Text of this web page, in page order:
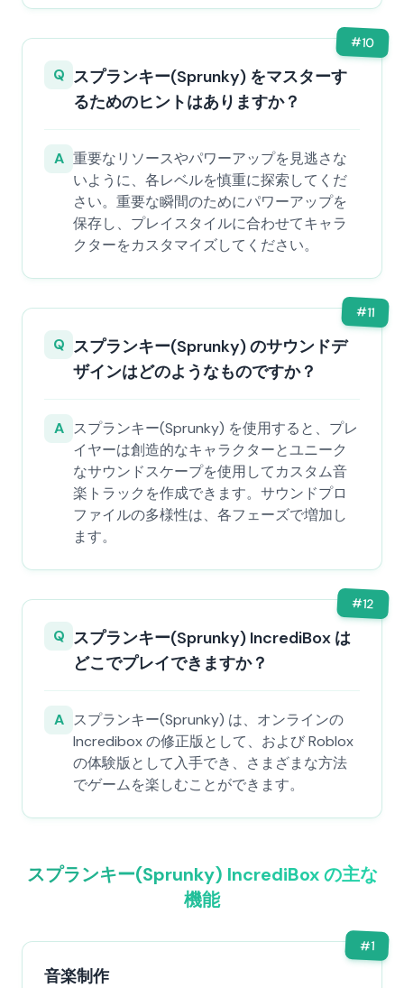
#10
Q スプランキー(Sprunky) をマスターす
るためのヒントはありますか？
A 重要なリソースやパワーアップを見逃さな
いように、各レベルを慎重に探索してくだ
さい。重要な瞬間のためにパワーアップを
保存し、プレイスタイルに合わせてキャラ
クターをカスタマイズしてください。
#11
Q スプランキー(Sprunky) のサウンドデ
ザインはどのようなものですか？
A スプランキー(Sprunky) を使用すると、プレ
イヤーは創造的なキャラクターとユニーク
なサウンドスケープを使用してカスタム音
楽トラックを作成できます。サウンドプロ
ファイルの多様性は、各フェーズで増加し
ます。
#12
Q スプランキー(Sprunky) IncrediBox は
どこでプレイできますか？
A スプランキー(Sprunky) は、オンラインの
Incredibox の修正版として、および Roblox
の体験版として入手でき、さまざまな方法
でゲームを楽しむことができます。
スプランキー(Sprunky) IncrediBox の主な
機能
#1
音楽制作